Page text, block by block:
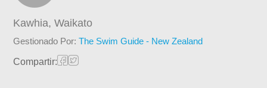
Kawhia,Waikato
Gestionado Por:The Swim Guide - New Zealand
Compartir: